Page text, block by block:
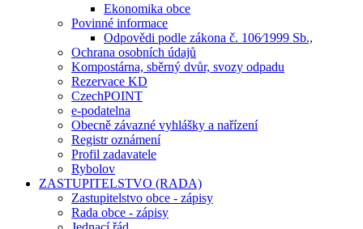
Ekonomika obce
Povinné informace
Odpovědi podle zákona č. 106⁄1999 Sb.,
Ochrana osobních údajů
Kompostárna, sběrný dvůr, svozy odpadu
Rezervace KD
CzechPOINT
e-podatelna
Obecně závazné vyhlášky a nařízení
Registr oznámení
Profil zadavatele
Rybolov
ZASTUPITELSTVO (RADA)
Zastupitelstvo obce - zápisy
Rada obce - zápisy